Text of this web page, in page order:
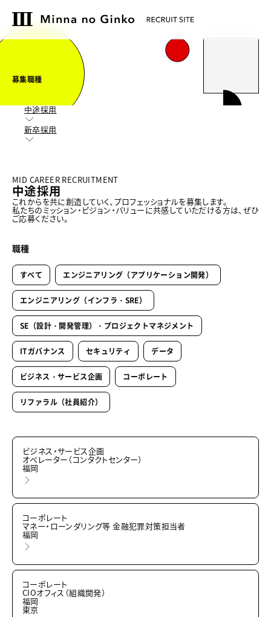
募集職種
中途採用
新卒採用
MID CAREER RECRUITMENT
中途採用
これからを共に創造していく、プロフェッショナルを募集します。
私たちのミッション・ビジョン・バリューに共感していただける方は、ぜひ
ご応募ください。
職種
すべて エンジニアリング（アプリケーション開発）
エンジニアリング（インフラ・SRE）
SE（設計・開発管理）・プロジェクトマネジメント
ITガバナンス セキュリティ データ
ビジネス・サービス企画 コーポレート
リファラル（社員紹介）
ビジネス・サービス企画
オペレーター（コンタクトセンター）
福岡
コーポレート
マネー・ローンダリング等 金融犯罪対策担当者
福岡
コーポレート
CIOオフィス（組織開発）
福岡
東京